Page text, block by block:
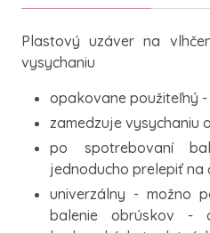
Plastový uzáver na
vysychaniu
opakovane použiteľný -
zamedzuje vysychaniu
po spotrebovaní
jednoducho prelepiť na
univerzálny - možno
balenie obrúskov -